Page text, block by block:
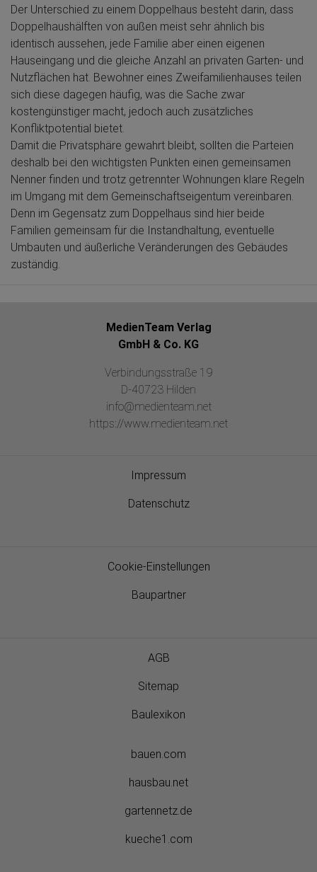
Der Unterschied zu einem Doppelhaus besteht darin, dass
Doppelhaushälften von außen meist sehr ähnlich bis
identisch aussehen, jede Familie aber einen eigenen
Hauseingang und die gleiche Anzahl an privaten Garten- und
Nutzflächen hat. Bewohner eines Zweifamilienhauses teilen
sich diese dagegen häufig, was die Sache zwar
kostengünstiger macht, jedoch auch zusätzliches
Konfliktpotential bietet.
Damit die Privatsphäre gewahrt bleibt, sollten die Parteien
deshalb bei den wichtigsten Punkten einen gemeinsamen
Nenner finden und trotz getrennter Wohnungen klare Regeln
im Umgang mit dem Gemeinschaftseigentum vereinbaren.
Denn im Gegensatz zum Doppelhaus sind hier beide
Familien gemeinsam für die Instandhaltung, eventuelle
Umbauten und äußerliche Veränderungen des Gebäudes
zuständig.
MedienTeam Verlag
GmbH & Co. KG
Verbindungsstraße 19
D-40723 Hilden
info@medienteam.net
https://www.medienteam.net
Impressum
Datenschutz
Cookie-Einstellungen
Baupartner
AGB
Sitemap
Baulexikon
bauen.com
hausbau.net
gartennetz.de
kueche1.com